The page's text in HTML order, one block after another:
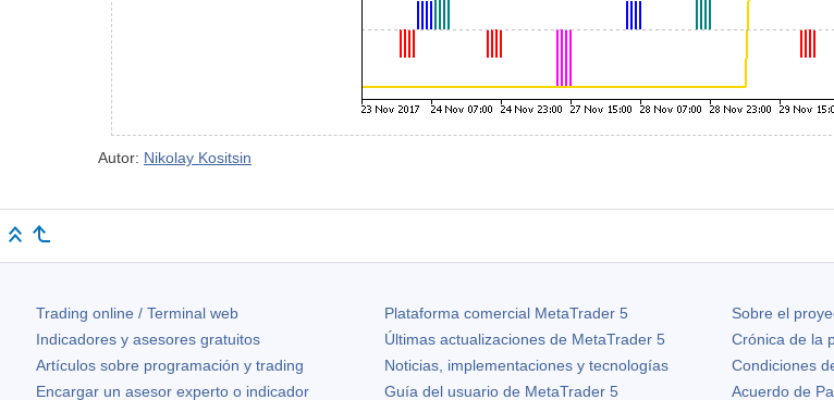
Autor: Nikolay Kositsin
Trading online / Terminal web
Indicadores y asesores gratuitos
Artículos sobre programación y trading
Encargar un asesor experto o indicador
Plataforma comercial MetaTrader 5
Últimas actualizaciones de MetaTrader 5
Noticias, implementaciones y tecnologías
Guía del usuario de MetaTrader 5
Sobre el
Crónica de la
Condiciones
Acuerdo de